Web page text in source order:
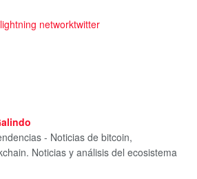
lightning networktwitter
- Noticias de bitcoin,
Noticias y análisis del ecosistema